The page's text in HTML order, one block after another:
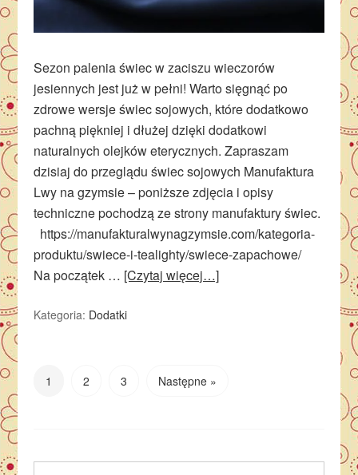
Sezon palenia świec w zaciszu wieczorów
jesiennych jest już w pełni! Warto sięgnąć po
zdrowe wersje świec sojowych, które dodatkowo
pachną piękniej i dłużej dzięki dodatkowi
naturalnych olejków eterycznych. Zapraszam
dzisiaj do przeglądu świec sojowych Manufaktura
Lwy na gzymsie – poniższe zdjęcia i opisy
techniczne pochodzą ze strony manufaktury świec.
https://manufakturalwynagzymsie.com/kategoria-
produktu/swiece-i-tealighty/swiece-zapachowe/
Na początek … [Czytaj więcej…]
Kategoria: Dodatki
1 2 3 Następne »